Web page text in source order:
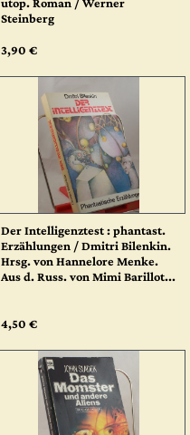
Steinberg
3,90 €
Der Intelligenztest : phantast.
Erzählungen / Dmitri Bilenkin.
Hrsg. von Hannelore Menke.
Aus d. Russ. von Mimi Barillot...
4,50 €